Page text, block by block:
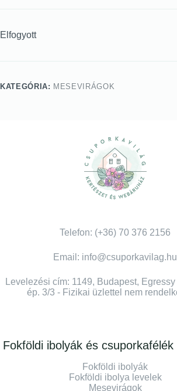
Elfogyott
KATEGÓRIA: MESEVIRÁGOK
Telefon: (+36) 70 376 2156
Email: info@csuporkavilag.hu
Levelezési cím: 1149, Budapest,
ép. 3/3 - Fizikai üzlettel nem
Fokföldi ibolyák és csuporkafélék
Fokföldi ibolyák
Fokföldi ibolya levelek
Mesevirágok